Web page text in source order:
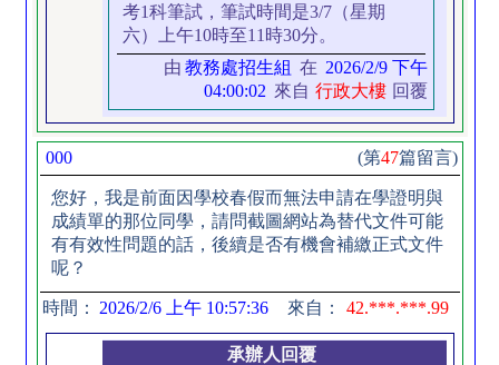
考1科筆試，筆試時間是3/7（星期
六）上午10時至11時30分。
由 教務處招生組 在 2026/2/9 下午
04:00:02 來自 行政大樓 回覆
000 (第47篇留言)
您好，我是前面因學校春假而無法申請在學證明與
成績單的那位同學，請問截圖網站為替代文件可能
有有效性問題的話，後續是否有機會補繳正式文件
呢？
時間： 2026/2/6 上午 10:57:36 來自： 42.***.***.99
承辦人回覆